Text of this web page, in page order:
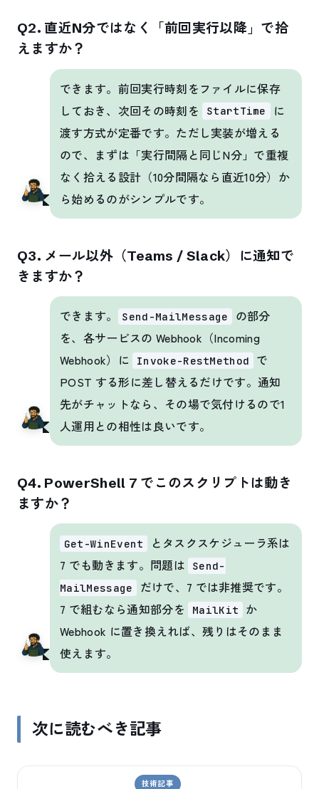
Q2. 直近N分ではなく「前回実行以降」で拾
えますか？
できます。前回実行時刻をファイルに保存
しておき、次回その時刻を
StartTime
に
渡す方式が定番です。ただし実装が増える
ので、まずは「実行間隔と同じN分」で重複
なく拾える設計（10分間隔なら直近10分）か
ら始めるのがシンプルです。
Q3. メール以外（Teams / Slack）に通知で
きますか？
できます。 Send-MailMessage
の部分
を、各サービスの Webhook（Incoming
Webhook）に
Invoke-RestMethod
で
POST する形に差し替えるだけです。通知
先がチャットなら、その場で気付けるので1
人運用との相性は良いです。
Q4. PowerShell 7 でこのスクリプトは動き
ますか？
Get-WinEvent
とタスクスケジューラ系は
7 でも動きます。問題は
Send-
MailMessage
だけで、7 では非推奨です。
7 で組むなら通知部分を
MailKit
か
Webhook に置き換えれば、残りはそのまま
使えます。
次に読むべき記事
技術記事